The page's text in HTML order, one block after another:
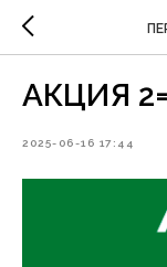
АКЦИЯ
2025-06-16 17:44